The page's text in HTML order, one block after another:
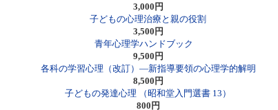
3,000円
子どもの心理治療と親の役割
3,500円
青年心理学ハンドブック
9,500円
各科の学習心理（改訂）―新指導要領の心理学的解明
8,500円
子どもの発達心理 （昭和堂入門選書 13）
800円